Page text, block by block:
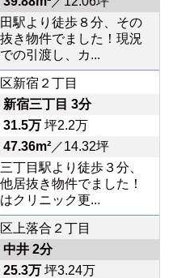
駅より徒歩８分、その
き物件でました！現況
の引渡し、カ...
新宿２丁目
新宿三丁目 3分
31.5万坪2.2万
47.36m²／14.32坪
丁目駅より徒歩３分、
居抜き物件でました！
クリニック更...
上落合２丁目
中井 2分
25.3万坪3.24万